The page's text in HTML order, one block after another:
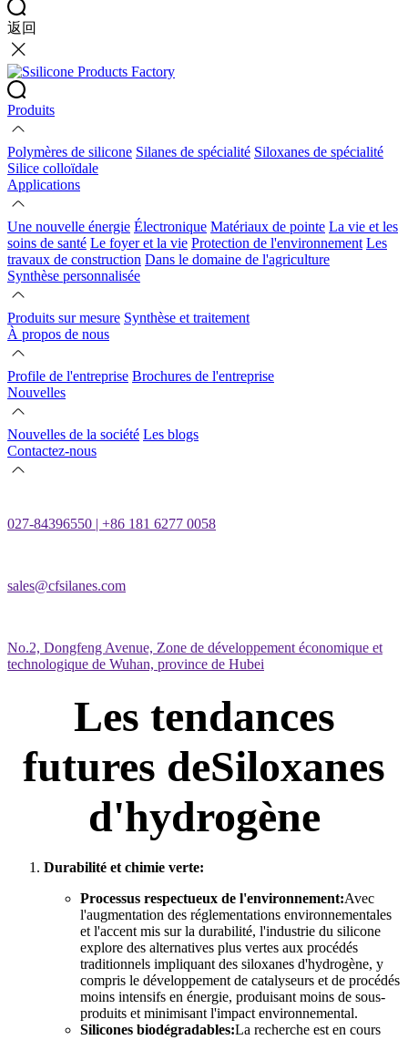
返回
Produits
Polymères de silicone Silanes de spécialité Siloxanes de spécialité
Silice colloïdale
Applications
Une nouvelle énergie Électronique Matériaux de pointe La vie et les
soins de santé Le foyer et la vie Protection de l'environnement Les
travaux de construction Dans le domaine de l'agriculture
Synthèse personnalisée
Produits sur mesure Synthèse et traitement
À propos de nous
Profile de l'entreprise Brochures de l'entreprise
Nouvelles
Nouvelles de la société Les blogs
Contactez-nous
027-84396550 | +86 181 6277 0058
sales@cfsilanes.com
No.2, Dongfeng Avenue, Zone de développement économique et
technologique de Wuhan, province de Hubei
Les tendances
futures deSiloxanes
d'hydrogène
Durabilité et chimie verte:
Processus respectueux de l'environnement:Avec
l'augmentation des réglementations environnementales
et l'accent mis sur la durabilité, l'industrie du silicone
explore des alternatives plus vertes aux procédés
traditionnels impliquant des siloxanes d'hydrogène, y
compris le développement de catalyseurs et de procédés
moins intensifs en énergie, produisant moins de sous-
produits et minimisant l'impact environnemental.
Silicones biodégradables:La recherche est en cours